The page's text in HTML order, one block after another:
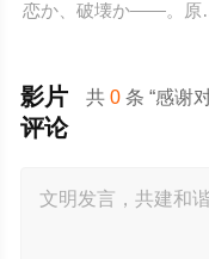
恋か、破壊か――。原
共0 条 “感谢
影片
评论